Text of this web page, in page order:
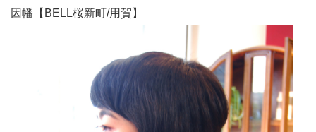
因幡【BELL桜新町/用賀】